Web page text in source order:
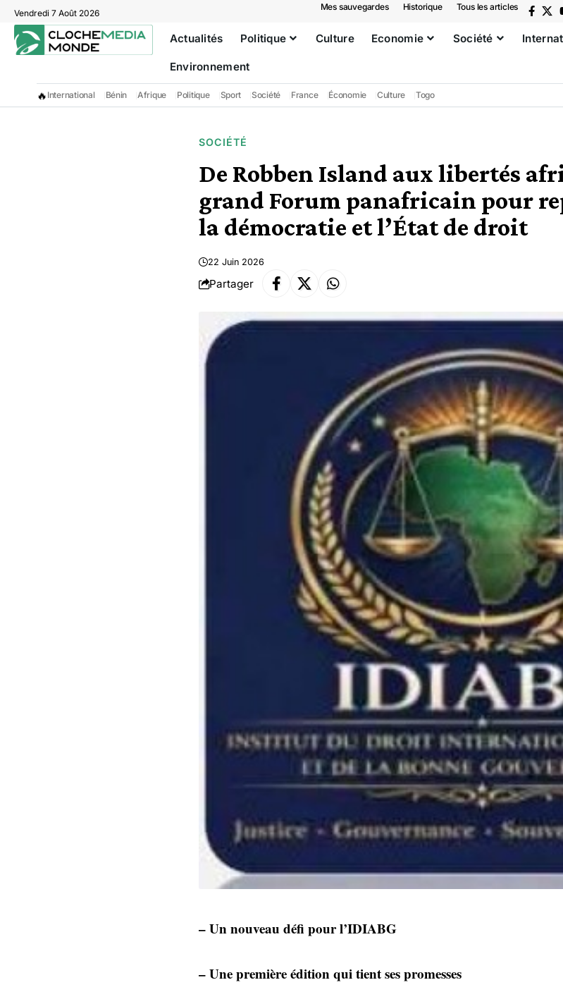
Vendredi 7 Août 2026
Mes sauvegardes Historique Tous les articles
Actualités Politique Culture Economie Société
Environnement
🔥 International Bénin Afrique Politique Sport Société France Économie Culture Togo
SOCIÉTÉ
De Robben Island aux libertés
grand Forum panafricain pour
la démocratie et l’État de droit
22 Juin 2026
Partager
– Un nouveau défi pour l’IDIABG
– Une première édition qui tient ses promesses